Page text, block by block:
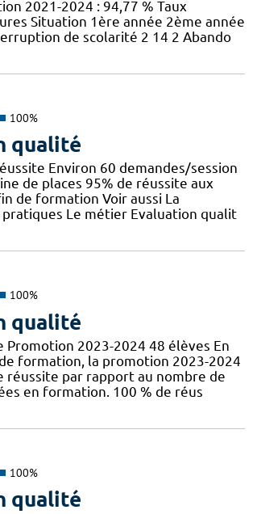
2021-2024 : 94,77 % Taux
Situation 1ère année 2ème année
de scolarité 2 14 2 Abando
100%
qualité
Environ 60 demandes/session
de places 95% de réussite aux
de formation Voir aussi La
Le métier Evaluation qualit
100%
qualité
Promotion 2023-2024 48 élèves En
formation, la promotion 2023-2024
réussite par rapport au nombre de
en formation. 100 % de réus
100%
qualité